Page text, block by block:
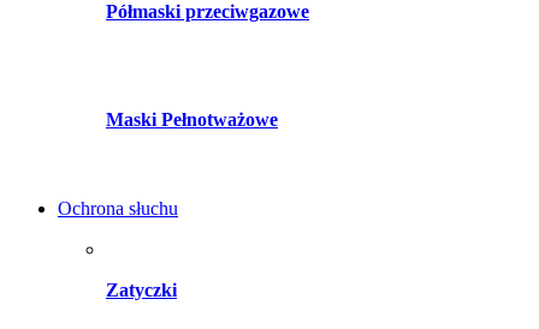
Półmaski przeciwgazowe
Maski Pełnotważowe
Ochrona słuchu
Zatyczki